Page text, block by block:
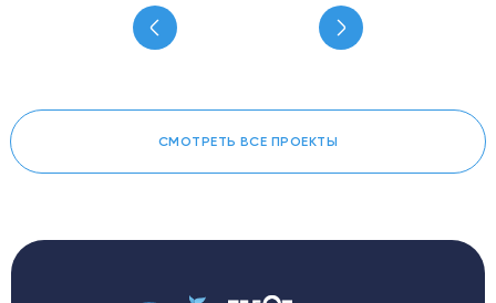
СМОТРЕТЬ ВСЕ ПРОЕКТЫ